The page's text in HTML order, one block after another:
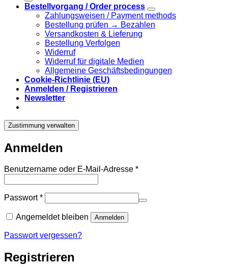
Bestellvorgang / Order process
Zahlungsweisen / Payment methods
Bestellung prüfen → Bezahlen
Versandkosten & Lieferung
Bestellung Verfolgen
Widerruf
Widerruf für digitale Medien
Allgemeine Geschäftsbedingungen
Cookie-Richtlinie (EU)
Anmelden / Registrieren
Newsletter
Zustimmung verwalten
Anmelden
Benutzername oder E-Mail-Adresse *Erforderlich
Passwort*Erforderlich
Angemeldet bleiben Anmelden
Passwort vergessen?
Registrieren